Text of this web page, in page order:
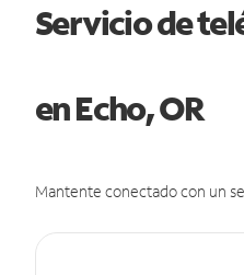
Servicio de
en Echo, OR
Mantente conectado con un